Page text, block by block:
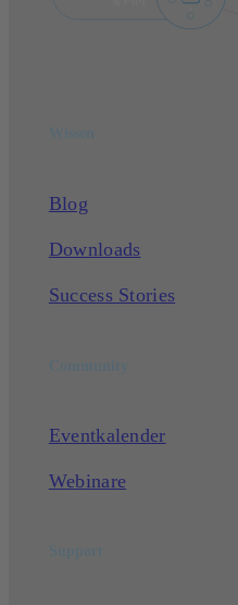
Blog
Downloads
Success Stories
Eventkalender
Webinare